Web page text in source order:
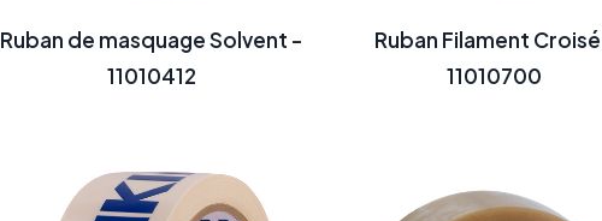
Ruban de masquage Solvent -
11010412
Ruban Filament
11010700